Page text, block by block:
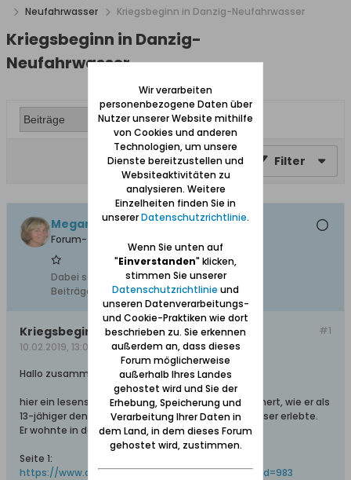
Neufahrwasser
Kriegsbeginn in Danzig-Neufahrwasser
Kriegsbeginn in Danzig-
Neufahrwasser
Filter
Megande
Forum-Teilnehmer
Dabei seit:
24.10.2008
Beiträge:
#1
Kriegsbeginn in Danzig-Neufahrwasser
10.02.2019, 13:07
Hallo zusammen,
hier ein lesenswerter Bericht von Herrn Günter Deinert, wie er als
13-jähiger den Kriegsbeginn in Danzig-Neufahrwasser erlebte.
Er wohnte in der Olivaer Strasse.
Seite 1:
https://www.danzig.org/en/wp-gallery...ery-img-id=983
Wir verarbeiten
personenbezogene Daten über
Nutzer unserer Website mithilfe
von Cookies und anderen
Technologien, um unsere
Dienste bereitzustellen und
Websiteaktivitäten zu
analysieren. Weitere
Einzelheiten finden Sie in
unsererDatenschutzrichtlinie.
Wenn Sie unten auf
"Einverstanden" klicken,
stimmen Sie unserer
Datenschutzrichtlinie und
unseren Datenverarbeitungs-
und Cookie-Praktiken wie dort
beschrieben zu. Sie erkennen
außerdem an, dass dieses
Forum möglicherweise
außerhalb Ihres Landes
gehostet wird und Sie der
Erhebung, Speicherung und
Verarbeitung Ihrer Daten in
dem Land, in dem dieses Forum
gehostet wird, zustimmen.